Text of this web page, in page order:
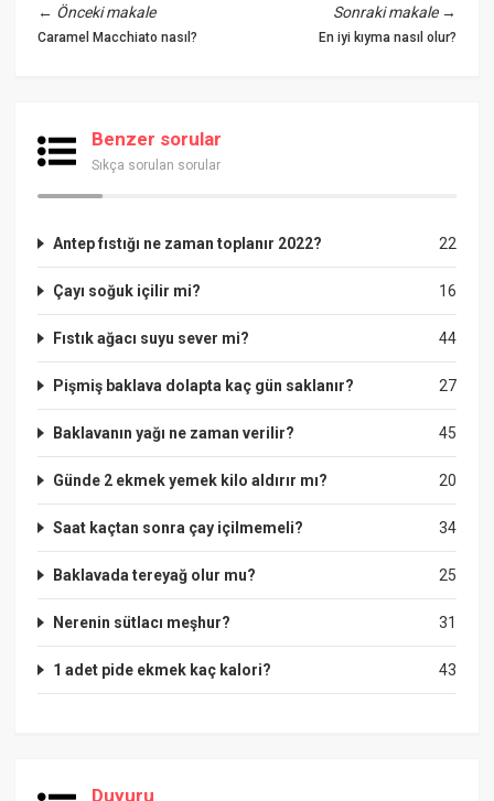
← Önceki makale
Caramel Macchiato nasıl?
Sonraki makale→
En iyi kıyma nasıl olur?
Benzer sorular
Sıkça sorulan sorular
22
Antep fıstığı ne zaman toplanır 2022?
16
Çayı soğuk içilir mi?
44
Fıstık ağacı suyu sever mi?
27
Pişmiş baklava dolapta kaç gün saklanır?
45
Baklavanın yağı ne zaman verilir?
20
Günde 2 ekmek yemek kilo aldırır mı?
34
Saat kaçtan sonra çay içilmemeli?
25
Baklavada tereyağ olur mu?
31
Nerenin sütlacı meşhur?
43
1 adet pide ekmek kaç kalori?
Duyuru